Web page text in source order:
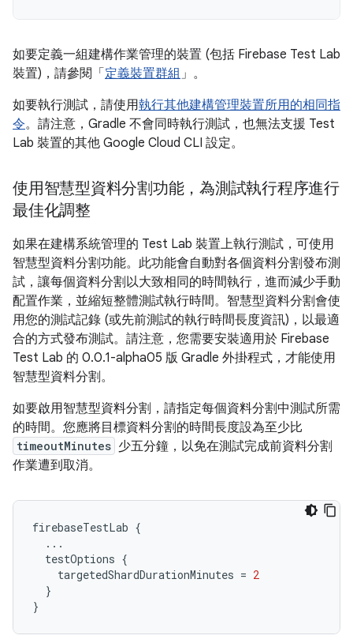
如要定義一組建構作業管理的裝置 (包括 Firebase Test Lab
裝置)，請參閱「 定義裝置群組」。
如要執行測試，請使用執行其他建構管理裝置所用的相同指
令。請注意，Gradle 不會同時執行測試，也無法支援 Test
Lab 裝置的其他 Google Cloud CLI 設定。
使用智慧型資料分割功能，為測試執行程序進行
最佳化調整
如果在建構系統管理的 Test Lab 裝置上執行測試，可使用
智慧型資料分割功能。此功能會自動對各個資料分割發布測
試，讓每個資料分割以大致相同的時間執行，進而減少手動
配置作業，並縮短整體測試執行時間。智慧型資料分割會使
用您的測試記錄 (或先前測試的執行時間長度資訊)，以最適
合的方式發布測試。請注意，您需要安裝適用於 Firebase
Test Lab 的 0.0.1-alpha05 版 Gradle 外掛程式，才能使用
智慧型資料分割。
如要啟用智慧型資料分割，請指定每個資料分割中測試所需
的時間。您應將目標資料分割的時間長度設為至少比
timeoutMinutes 少五分鐘，以免在測試完成前資料分割
作業遭到取消。
firebaseTestLab {
...
testOptions {
targetedShardDurationMinutes = 2
}
}